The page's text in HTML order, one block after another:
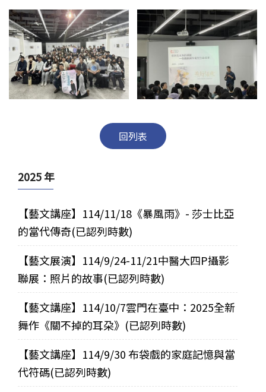
回列表
2025 年
【藝文講座】114/11/18《暴風雨》- 莎士比亞
的當代傳奇(已認列時數)
【藝文展演】114/9/24-11/21中醫大四P攝影
聯展：照片的故事(已認列時數)
【藝文講座】114/10/7雲門在臺中：2025全新
舞作《關不掉的耳朶》(已認列時數)
【藝文講座】114/9/30 布袋戲的家庭記憶與當
代符碼(已認列時數)